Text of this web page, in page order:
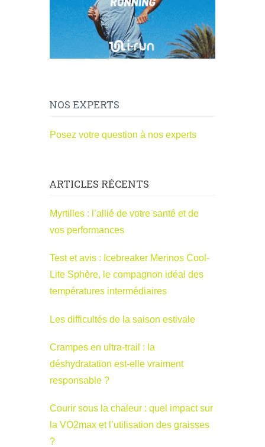
NOS EXPERTS
Posez votre question à nos experts
ARTICLES RÉCENTS
Myrtilles : l’allié de votre santé et de
vos performances
Test et avis : Icebreaker Merinos Cool-
Lite Sphère, le compagnon idéal des
températures intermédiaires
Les difficultés de la saison estivale
Crampes en ultra-trail : la
déshydratation est-elle vraiment
responsable ?
Courir sous la chaleur : quel impact sur
la VO2max et l’utilisation des graisses
?